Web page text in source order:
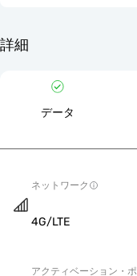
詳細
データ
ネットワーク
4G/LTE
アクティベーション・